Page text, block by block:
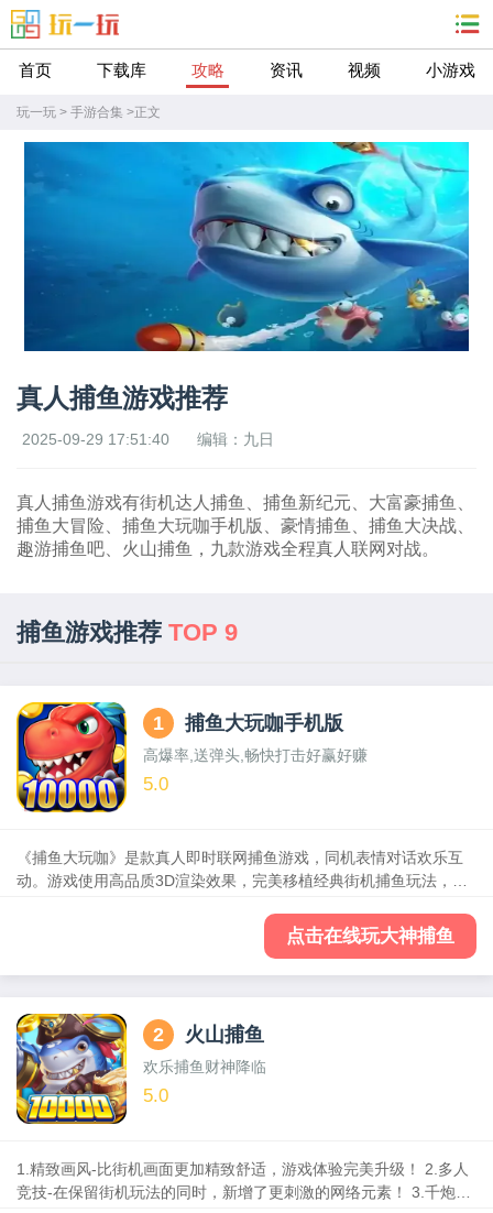
首页 下载库 攻略 资讯 视频 小游戏
玩一玩 > 手游合集 >正文
真人捕鱼游戏推荐
2025-09-29 17:51:40 编辑：九日
真人捕鱼游戏有街机达人捕鱼、捕鱼新纪元、大富豪捕鱼、
捕鱼大冒险、捕鱼大玩咖手机版、豪情捕鱼、捕鱼大决战、
趣游捕鱼吧、火山捕鱼，九款游戏全程真人联网对战。
捕鱼游戏推荐 TOP 9
1 捕鱼大玩咖手机版
高爆率,送弹头,畅快打击好赢好赚
5.0
《捕鱼大玩咖》是款真人即时联网捕鱼游戏，同机表情对话欢乐互
动。游戏使用高品质3D渲染效果，完美移植经典街机捕鱼玩法，多
点击在线玩大神捕鱼
2 火山捕鱼
欢乐捕鱼财神降临
5.0
1.精致画风-比街机画面更加精致舒适，游戏体验完美升级！ 2.多人
竞技-在保留街机玩法的同时，新增了更刺激的网络元素！ 3.千炮来